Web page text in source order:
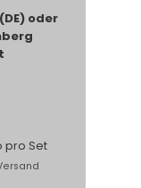
oder
pro Set